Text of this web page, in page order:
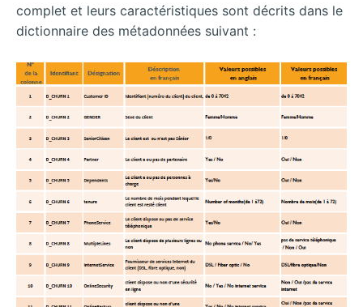
complet et leurs caractéristiques sont décrits dans le
dictionnaire des métadonnées suivant :